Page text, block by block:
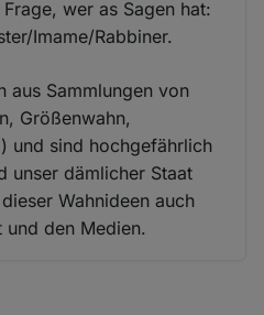
wer as Sagen hat:
Imame/Rabbiner.
aus Sammlungen von
Größenwahn,
und sind hochgefährlich
unser dämlicher Staat
Wahnideen auch
den Medien.